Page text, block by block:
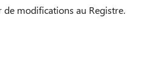
de modifications au Registre.